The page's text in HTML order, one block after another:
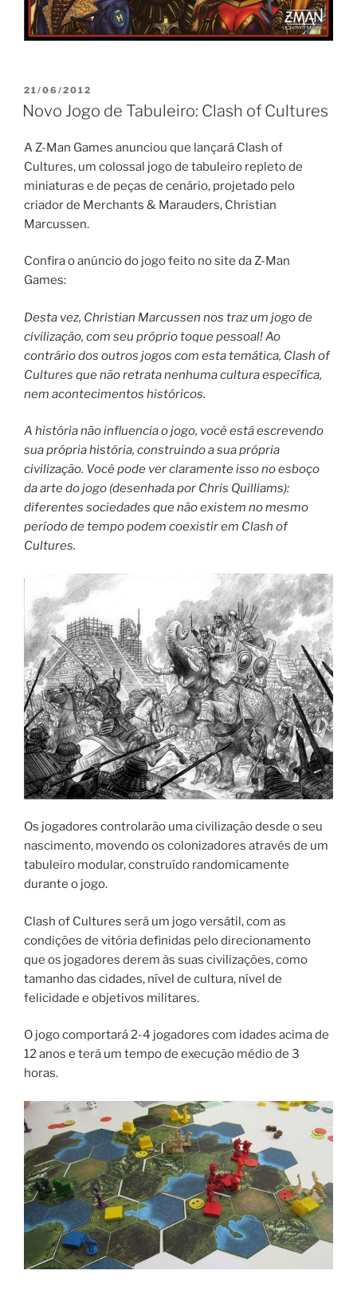
PUBLICADO
EM
21/06/2012
Novo Jogo de Tabuleiro: Clash of Cultures
A Z-Man Games anunciou que lançará Clash of
Cultures, um colossal jogo de tabuleiro repleto de
miniaturas e de peças de cenário, projetado pelo
criador de Merchants & Marauders, Christian
Marcussen.
Confira o anúncio do jogo feito no site da Z-Man
Games:
Desta vez, Christian Marcussen nos traz um jogo de
civilização, com seu próprio toque pessoal! Ao
contrário dos outros jogos com esta temática, Clash of
Cultures que não retrata nenhuma cultura específica,
nem acontecimentos históricos.
A história não influencia o jogo, você está escrevendo
sua própria história, construindo a sua própria
civilização. Você pode ver claramente isso no esboço
da arte do jogo (desenhada por Chris Quilliams):
diferentes sociedades que não existem no mesmo
período de tempo podem coexistir em Clash of
Cultures.
Os jogadores controlarão uma civilização desde o seu
nascimento, movendo os colonizadores através de um
tabuleiro modular, construído randomicamente
durante o jogo.
Clash of Cultures será um jogo versátil, com as
condições de vitória definidas pelo direcionamento
que os jogadores derem às suas civilizações, como
tamanho das cidades, nível de cultura, nível de
felicidade e objetivos militares.
O jogo comportará 2-4 jogadores com idades acima de
12 anos e terá um tempo de execução médio de 3
horas.